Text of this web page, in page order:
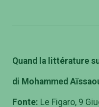
Quand la littérature
di Mohammed A
Fonte: Le Figaro, 9